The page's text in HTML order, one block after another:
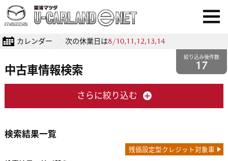
カレンダー 次の休業日は8/10,11,12,13,14
絞り込み後件数
17
中古車情報検索
さらに絞り込む
検索結果一覧
残価設定型クレジット対象車